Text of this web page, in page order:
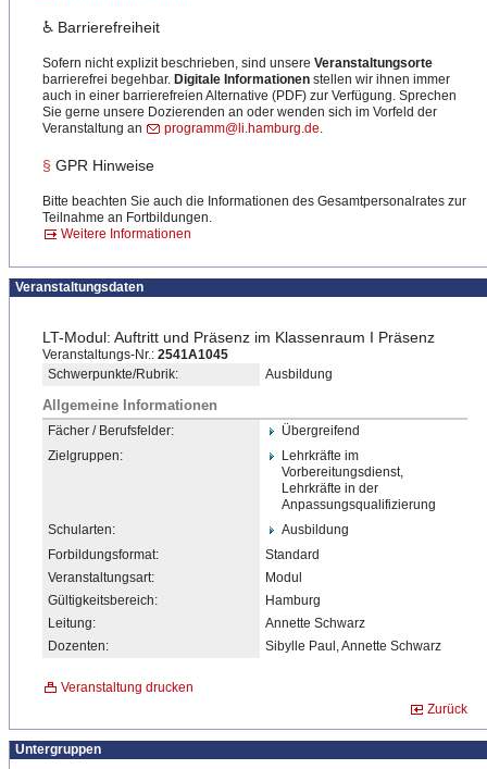
♿ Barrierefreiheit
Sofern nicht explizit beschrieben, sind unsere Veranstaltungsorte
barrierefrei begehbar. Digitale Informationen stellen wir ihnen immer
auch in einer barrierefreien Alternative (PDF) zur Verfügung. Sprechen
Sie gerne unsere Dozierenden an oder wenden sich im Vorfeld der
Veranstaltung an
programm@li.hamburg.de.
§ GPR Hinweise
Bitte beachten Sie auch die Informationen des Gesamtpersonalrates zur
Teilnahme an Fortbildungen.
Weitere Informationen
Veranstaltungsdaten
LT-Modul: Auftritt und Präsenz im Klassenraum I Präsenz
Veranstaltungs-Nr.: 2541A1045
Schwerpunkte/Rubrik:
Ausbildung
Allgemeine Informationen
Fächer / Berufsfelder:
Übergreifend
Zielgruppen:
Lehrkräfte im
Vorbereitungsdienst,
Lehrkräfte in der
Anpassungsqualifizierung
Schularten:
Ausbildung
Forbildungsformat:
Standard
Veranstaltungsart:
Modul
Gültigkeitsbereich:
Hamburg
Leitung:
Annette Schwarz
Dozenten:
Sibylle Paul, Annette Schwarz
Veranstaltung drucken
Zurück
Untergruppen